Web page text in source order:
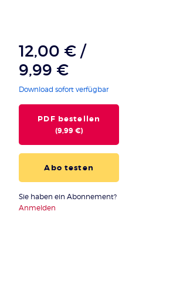
12,00 € /
9,99 €
Download sofort verfügbar
PDF bestellen
(9,99 €)
Abo testen
Sie haben ein Abonnement?
Anmelden